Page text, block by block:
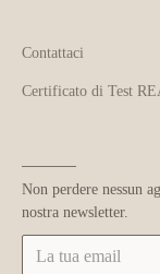
Contattaci
Certificato di Test
Non perdere nessun
nostra newsletter.